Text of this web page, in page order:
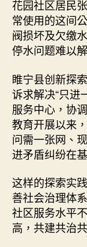
花园社区居民
常使用的这间
阀损坏及欠缴
停水问题难以
睢宁县创新探
诉求解决“只进
服务中心，协
教育开展以来
问需一张网、
进矛盾纠纷在
这样的探索实
善社会治理体
社区服务水平
高，共建共治